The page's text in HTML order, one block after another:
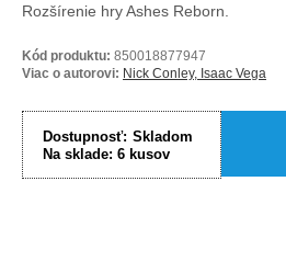
Rozšírenie hry Ashes Reborn.
Kód produktu: 850018877947
Viac o autorovi: Nick Conley, Isaac Vega
Dostupnosť: Skladom
Na sklade: 6 kusov